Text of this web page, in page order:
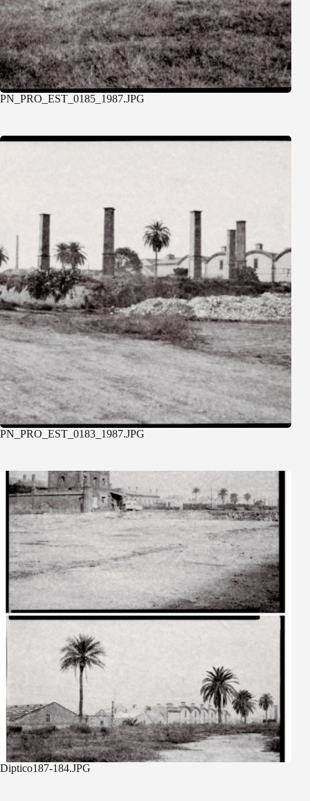
PN_PRO_EST_0185_1987.JPG
PN_PRO_EST_0183_1987.JPG
Diptico187-184.JPG